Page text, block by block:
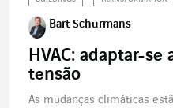
Bart Schurmans
HVAC: adaptar-se
tensão
As mudanças climáticas